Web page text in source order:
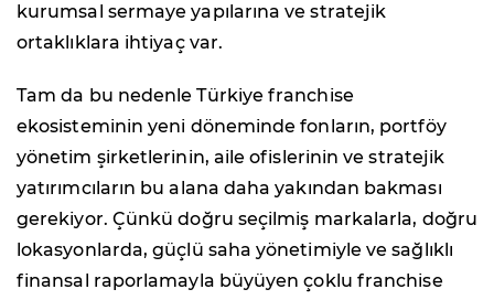
kurumsal sermaye yapılarına ve stratejik
ortaklıklara ihtiyaç var.
Tam da bu nedenle Türkiye franchise
ekosisteminin yeni döneminde fonların, portföy
yönetim şirketlerinin, aile ofislerinin ve stratejik
yatırımcıların bu alana daha yakından bakması
gerekiyor. Çünkü doğru seçilmiş markalarla, doğru
lokasyonlarda, güçlü saha yönetimiyle ve sağlıklı
finansal raporlamayla büyüyen çoklu franchise